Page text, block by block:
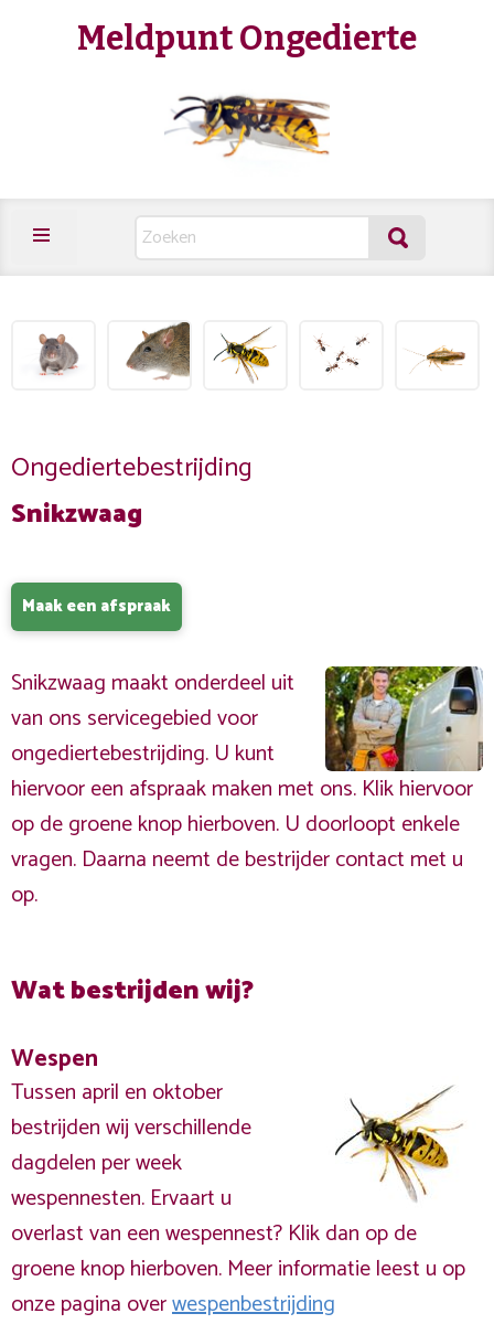
Meldpunt Ongedierte
Ongediertebestrijding
Snikzwaag
Maak een afspraak
Snikzwaag maakt onderdeel uit
van ons servicegebied voor
ongediertebestrijding. U kunt
hiervoor een afspraak maken met ons. Klik hiervoor
op de groene knop hierboven. U doorloopt enkele
vragen. Daarna neemt de bestrijder contact met u
op.
Wat bestrijden wij?
Wespen
Tussen april en oktober
bestrijden wij verschillende
dagdelen per week
wespennesten. Ervaart u
overlast van een wespennest? Klik dan op de
groene knop hierboven. Meer informatie leest u op
onze pagina overwespenbestrijding